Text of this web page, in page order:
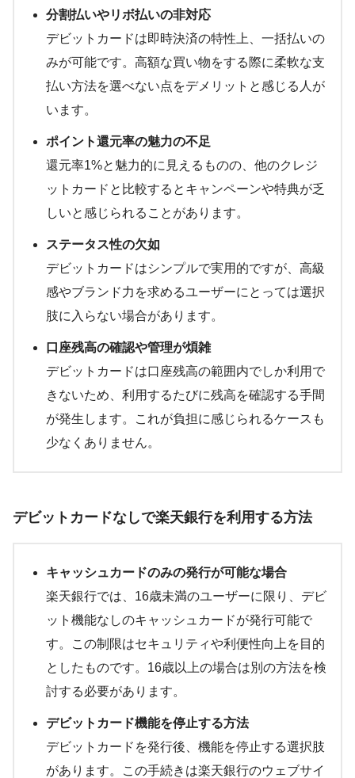
分割払いやリボ払いの非対応
デビットカードは即時決済の特性上、一括払いの
みが可能です。高額な買い物をする際に柔軟な支
払い方法を選べない点をデメリットと感じる人が
います。
ポイント還元率の魅力の不足
還元率1%と魅力的に見えるものの、他のクレジ
ットカードと比較するとキャンペーンや特典が乏
しいと感じられることがあります。
ステータス性の欠如
デビットカードはシンプルで実用的ですが、高級
感やブランド力を求めるユーザーにとっては選択
肢に入らない場合があります。
口座残高の確認や管理が煩雑
デビットカードは口座残高の範囲内でしか利用で
きないため、利用するたびに残高を確認する手間
が発生します。これが負担に感じられるケースも
少なくありません。
デビットカードなしで楽天銀行を利用する方法
キャッシュカードのみの発行が可能な場合
楽天銀行では、16歳未満のユーザーに限り、デビ
ット機能なしのキャッシュカードが発行可能で
す。この制限はセキュリティや利便性向上を目的
としたものです。16歳以上の場合は別の方法を検
討する必要があります。
デビットカード機能を停止する方法
デビットカードを発行後、機能を停止する選択肢
があります。この手続きは楽天銀行のウェブサイ